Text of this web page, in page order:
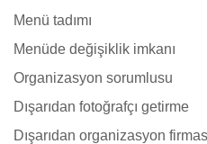
Menü tadımı
Menüde değişiklik imkanı
Organizasyon sorumlusu
Dışarıdan fotoğrafçı getirme
Dışarıdan organizasyon